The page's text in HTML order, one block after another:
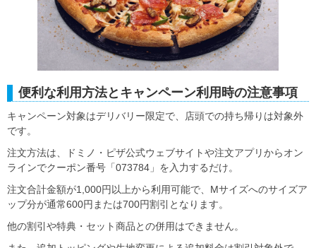
便利な利用方法とキャンペーン利用時の注意事項
キャンペーン対象はデリバリー限定で、店頭での持ち帰りは対象外
です。
注文方法は、ドミノ・ピザ公式ウェブサイトや注文アプリからオン
ラインでクーポン番号「073784」を入力するだけ。
注文合計金額が1,000円以上から利用可能で、Mサイズへのサイズア
ップ分が通常600円または700円割引となります。
他の割引や特典・セット商品との併用はできません。